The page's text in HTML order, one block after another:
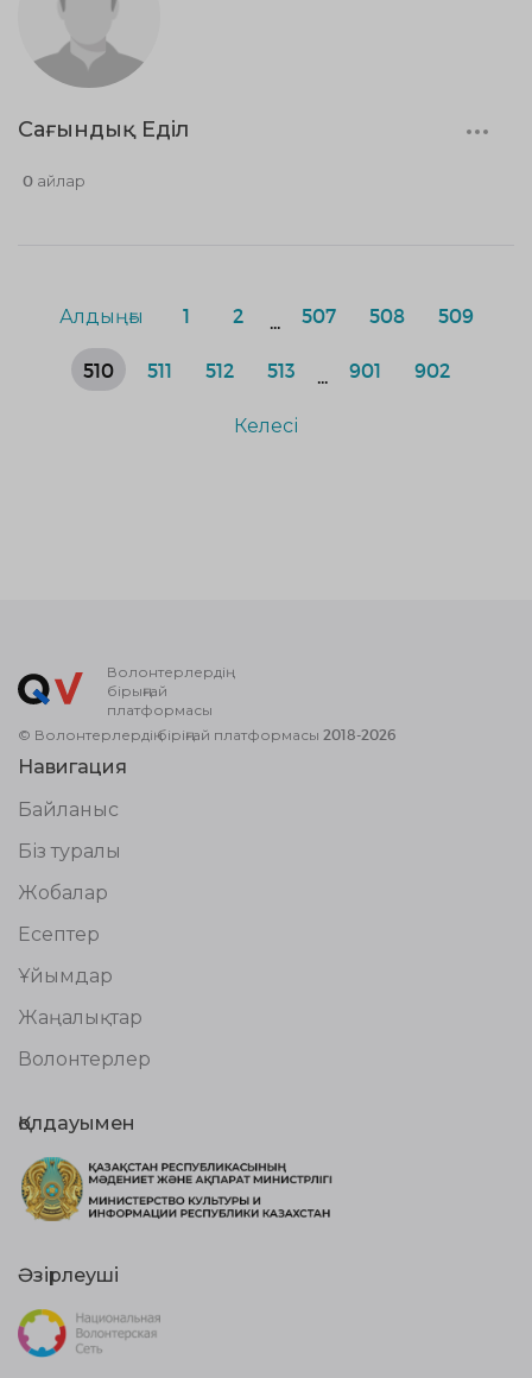
Сағындық Еділ
0 айлар
Алдыңғы 1 2 507 508 509
510 511 512 513 901 902
Келесі
Волонтерлердің
бірыңғай
платформасы
© Волонтерлердің біріңғай платформасы 2018-2026
Навигация
Байланыс
Біз туралы
Жобалар
Есептер
Ұйымдар
Жаңалықтар
Волонтерлер
Қолдауымен
Әзірлеуші